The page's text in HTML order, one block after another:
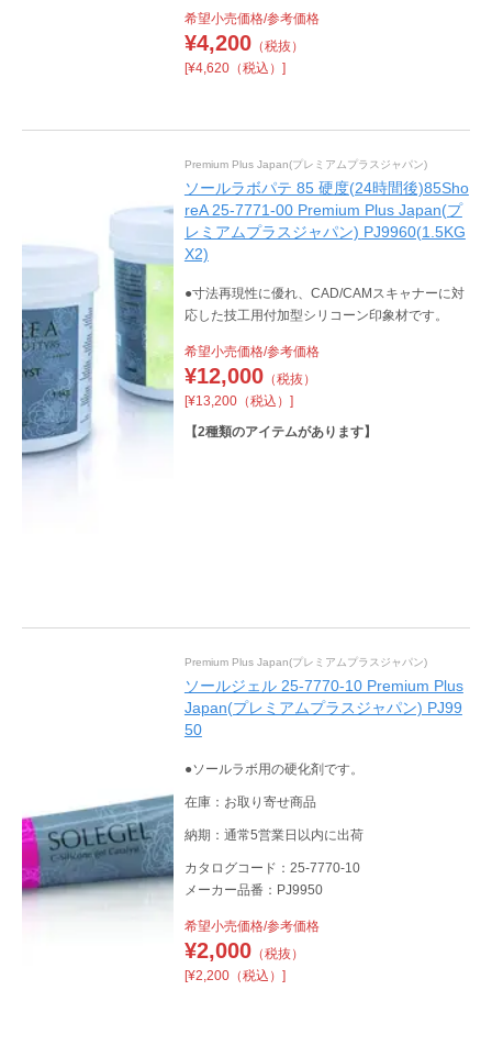
希望小売価格/参考価格
¥4,200（税抜）
[¥4,620（税込）]
Premium Plus Japan(プレミアムプラスジャパン)
ソールラボパテ 85 硬度(24時間後)85Sho
reA 25-7771-00 Premium Plus Japan(プ
レミアムプラスジャパン) PJ9960(1.5KG
X2)
●寸法再現性に優れ、CAD/CAMスキャナーに対
応した技工用付加型シリコーン印象材です。
希望小売価格/参考価格
¥12,000（税抜）
[¥13,200（税込）]
【2種類のアイテムがあります】
Premium Plus Japan(プレミアムプラスジャパン)
ソールジェル 25-7770-10 Premium Plus
Japan(プレミアムプラスジャパン) PJ99
50
●ソールラボ用の硬化剤です。
在庫：お取り寄せ商品
納期：通常5営業日以内に出荷
カタログコード：25-7770-10
メーカー品番：PJ9950
希望小売価格/参考価格
¥2,000（税抜）
[¥2,200（税込）]